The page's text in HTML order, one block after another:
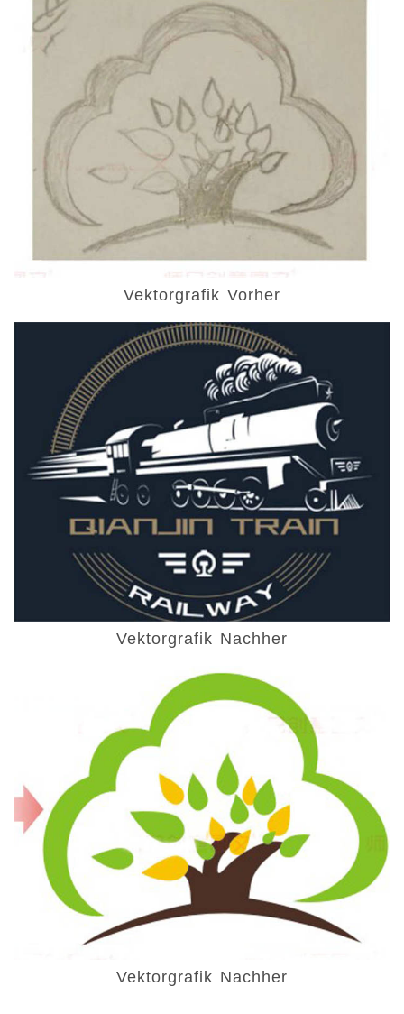
Vektorgrafik Vorher
Vektorgrafik Nachher
Vektorgrafik Nachher